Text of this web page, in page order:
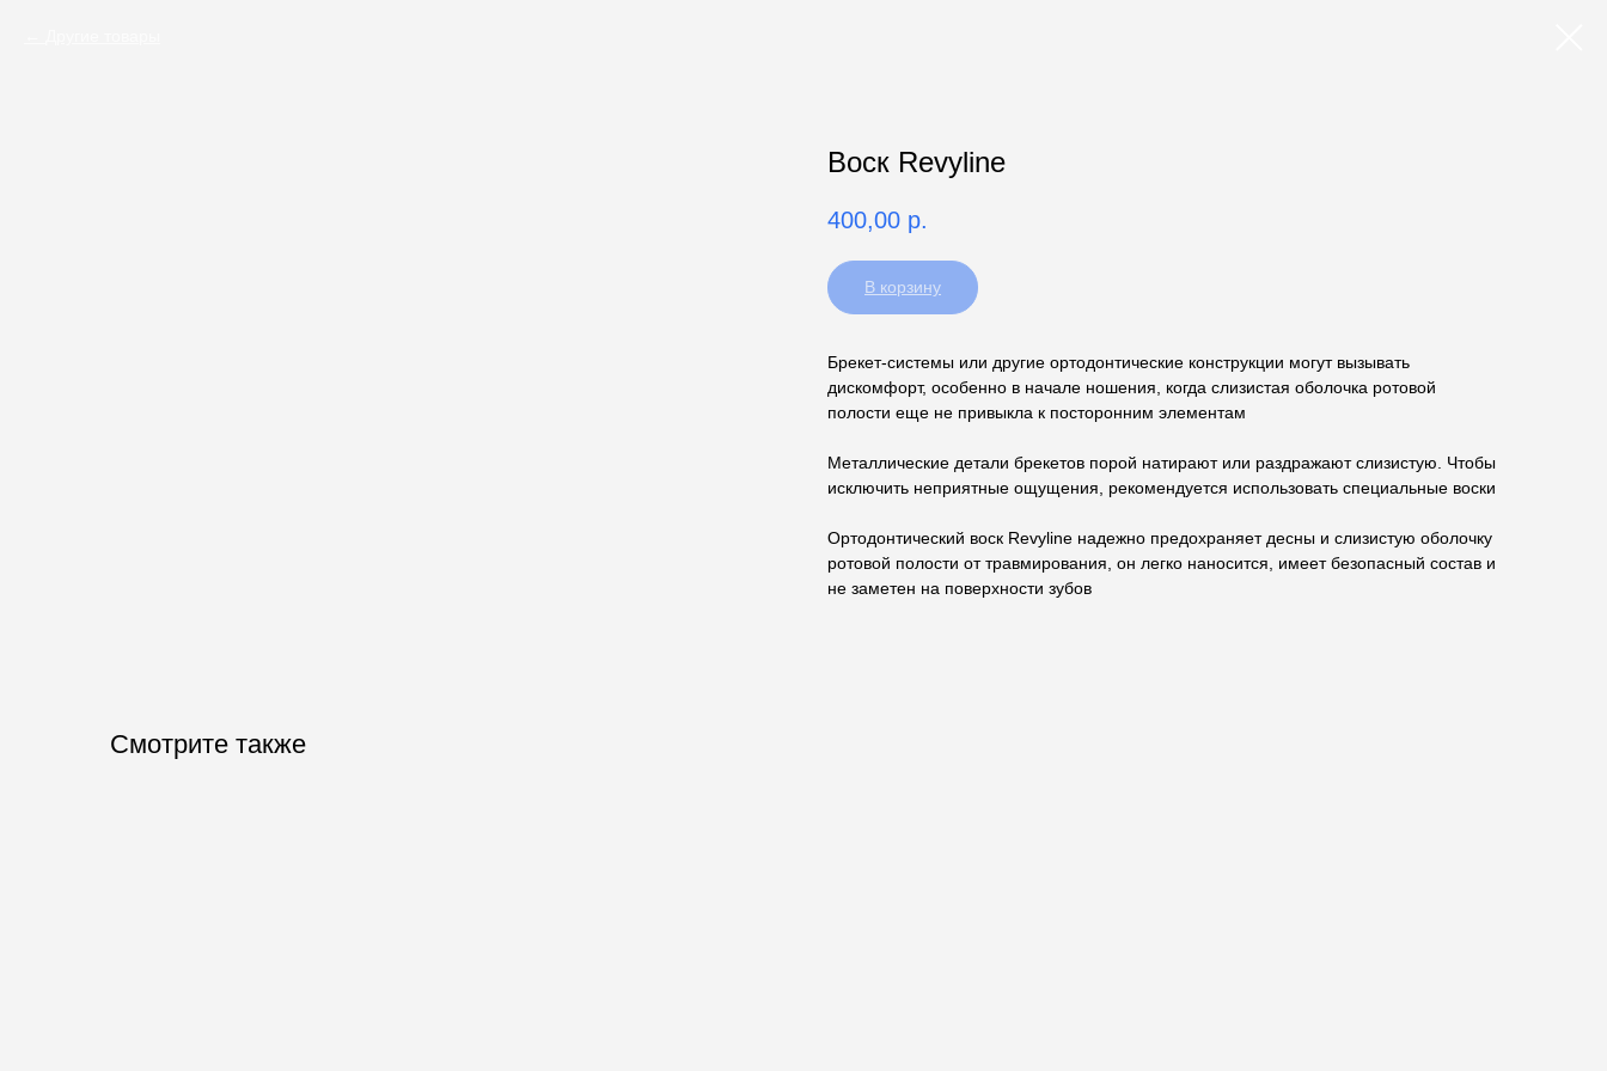
Воск Revyline
400,00 р.
В корзину
Брекет-системы или другие ортодонтические конструкции могут вызывать
дискомфорт, особенно в начале ношения, когда слизистая оболочка ротовой
полости еще не привыкла к посторонним элементам
Металлические детали брекетов порой натирают или раздражают слизистую. Чтобы
исключить неприятные ощущения, рекомендуется использовать специальные воски
Ортодонтический воск Revyline надежно предохраняет десны и слизистую оболочку
ротовой полости от травмирования, он легко наносится, имеет безопасный состав и
не заметен на поверхности зубов
Смотрите также